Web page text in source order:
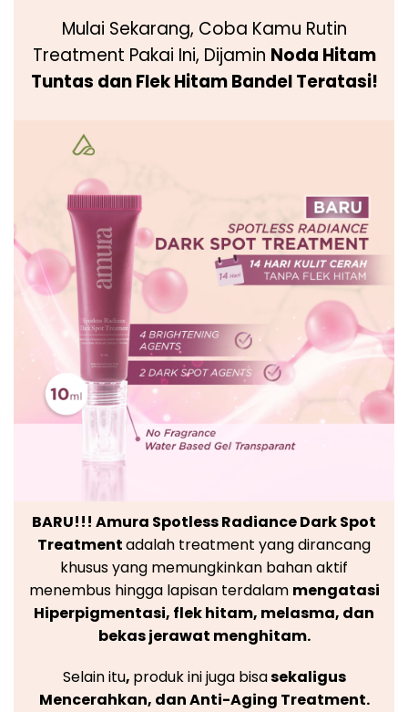
Mulai Sekarang, Coba Kamu Rutin
Treatment Pakai Ini, Dijamin Noda Hitam
Tuntas dan Flek Hitam Bandel Teratasi!
BARU!!! Amura Spotless Radiance Dark Spot
Treatmentadalah treatment yang dirancang
khusus yang memungkinkan bahan aktif
menembus hingga lapisan terdalam mengatasi
Hiperpigmentasi, flek hitam, melasma, dan
bekas jerawat menghitam.
Selain itu, produk ini juga bisasekaligus
Mencerahkan, dan Anti-Aging Treatment.